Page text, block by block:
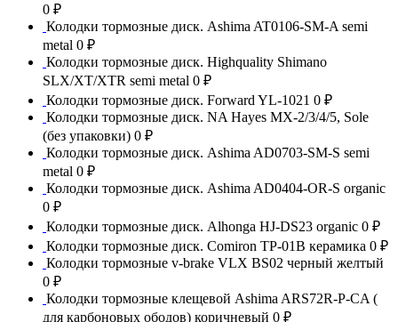
0 ₽
Колодки тормозные диск. Ashima AT0106-SM-A semi
metal 0 ₽
Колодки тормозные диск. Highquality Shimano
SLX/XT/XTR semi metal 0 ₽
Колодки тормозные диск. Forward YL-1021 0 ₽
Колодки тормозные диск. NA Hayes MX-2/3/4/5, Sole
(без упаковки) 0 ₽
Колодки тормозные диск. Ashima AD0703-SM-S semi
metal 0 ₽
Колодки тормозные диск. Ashima AD0404-OR-S organic
0 ₽
Колодки тормозные диск. Alhonga HJ-DS23 organic 0 ₽
Колодки тормозные диск. Comiron TP-01B керамика 0 ₽
Колодки тормозные v-brake VLX BS02 черный желтый
0 ₽
Колодки тормозные клещевой Ashima ARS72R-P-CA (
для карбоновых ободов) коричневый 0 ₽